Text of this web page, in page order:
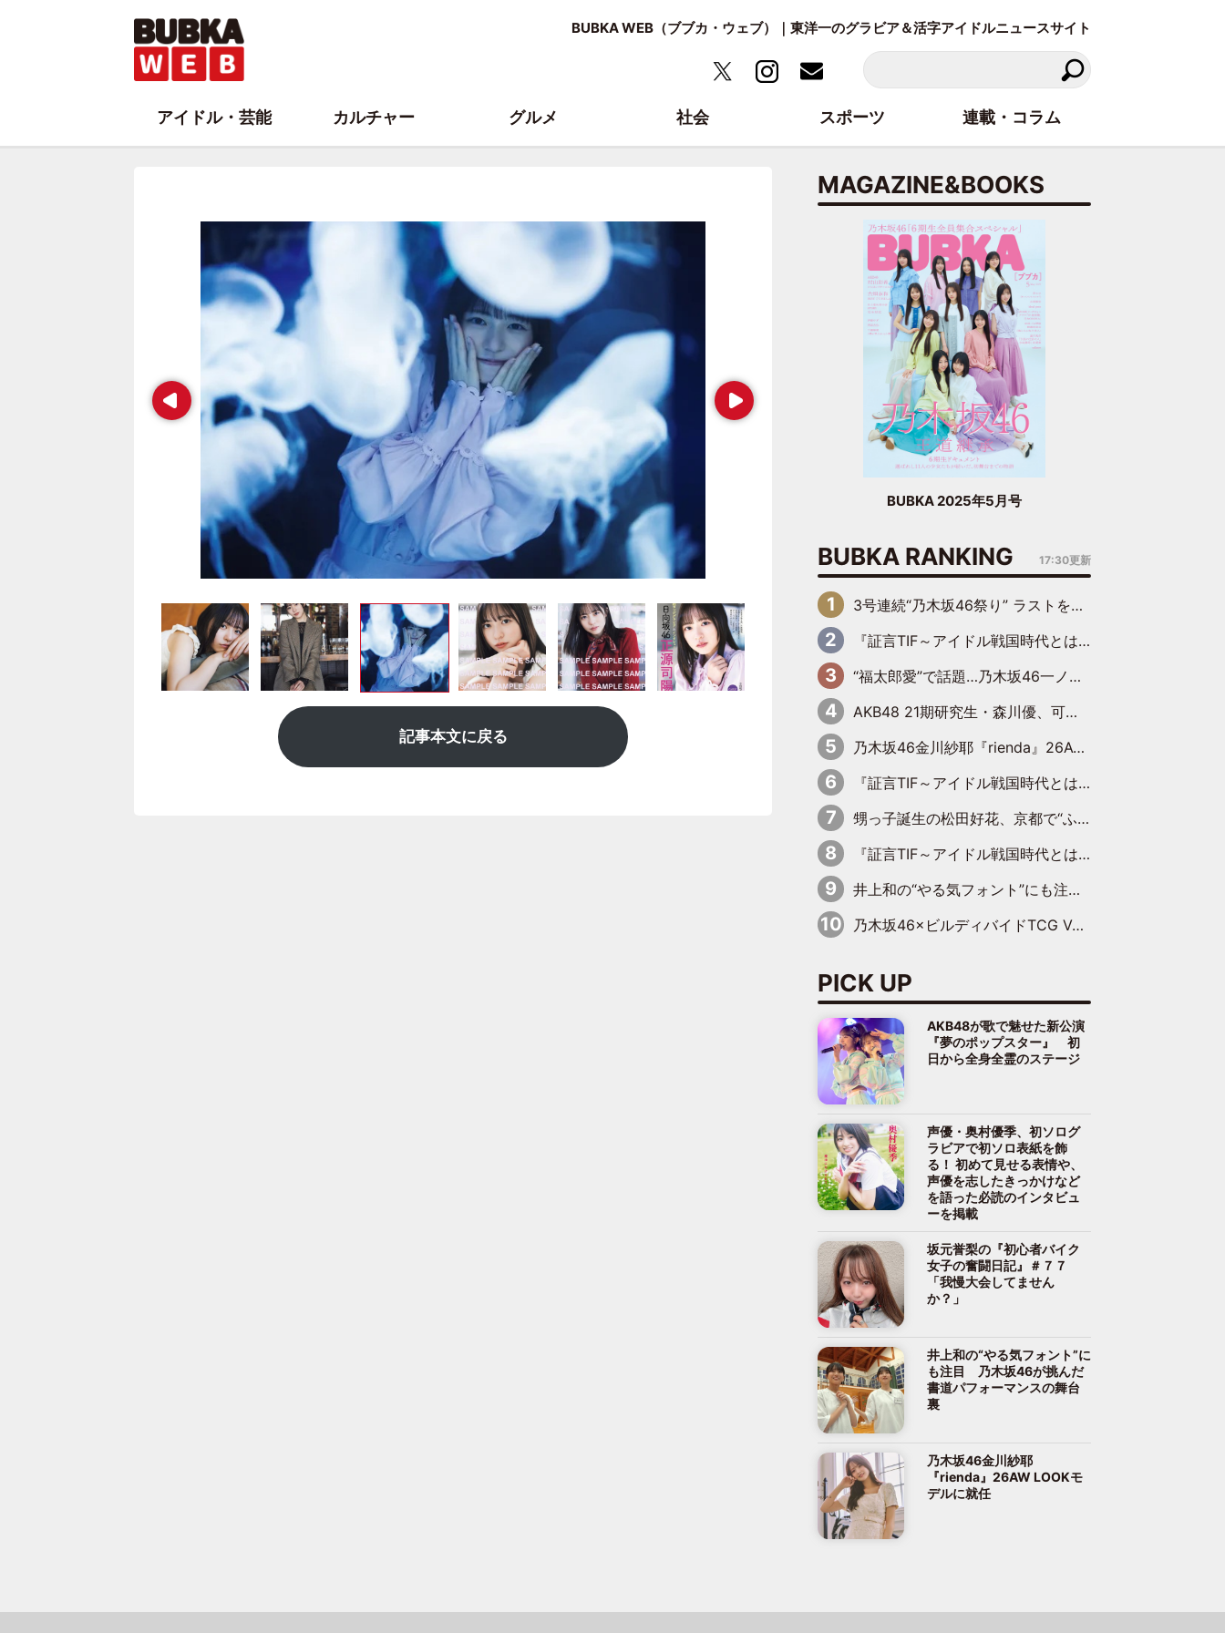
BUBKA WEB（ブブカ・ウェブ）｜東洋一のグラビア＆活字アイドルニュースサイト
Prev Next
記事本文に戻る
MAGAZINE&BOOKS
BUBKA 2025年5月号
BUBKA RANKING 17:30更新
3号連続“乃木坂46祭り” ラストを飾るのは賀喜遥香…5年ぶりの登場に「5年分大人になった私を見ていただけたら」
『証言TIF～アイドル戦国時代とはなんだったのか～』第6回：でんぱ組.inc・古川未鈴×相沢梨紗「『ハロプロやりたかったな』って言ったら、夢眠ねむさんに『てめえはでんぱ組．incなんだよ！』って肩パンされて(笑)」
“福太郎愛”で話題…乃木坂46一ノ瀬美空、地元福岡『めんべい25周年トップサポーター』に就任
AKB48 21期研究生・森川優、可愛さもある大人の女性に
乃木坂46金川紗耶『rienda』26AW LOOKモデルに就任
『証言TIF～アイドル戦国時代とはなんだったのか～』第11回：私立恵比寿中学・真山りか×安本彩花「TIFで10年ぶりのキョンシーメイクをしたら、場を完全に引かせてしまって。時代が変わったんだなって」
甥っ子誕生の松田好花、京都で“ふたつの家族”をはしご！ “母”黒谷友香に見送られ、“父”松岡昌宏とはハシゴ酒
『証言TIF～アイドル戦国時代とはなんだったのか～』第10回：さくら学院・武藤彩未×飯田らうら「正直、中3で辞めるというのを信じてなくて。そう言われてはいたけど、嘘でしょって」
井上和の“やる気フォント”にも注目 乃木坂46が挑んだ書道パフォーマンスの舞台裏
乃木坂46×ビルディバイドTCG Vol.2公開 賀喜遥香＆田村真佑が『京まふ』ステージに登壇
PICK UP
AKB48が歌で魅せた新公演
『夢のポップスター』 初
日から全身全霊のステージ
声優・奥村優季、初ソログ
ラビアで初ソロ表紙を飾
る！ 初めて見せる表情や、
声優を志したきっかけなど
を語った必読のインタビュ
ーを掲載
坂元誉梨の『初心者バイク
女子の奮闘日記』＃７７
「我慢大会してません
か？」
井上和の“やる気フォント”に
も注目 乃木坂46が挑んだ
書道パフォーマンスの舞台
裏
乃木坂46金川紗耶
『rienda』26AW LOOKモ
デルに就任
アイドル・芸能 カルチャー グルメ 社会 スポーツ 連載・コラム